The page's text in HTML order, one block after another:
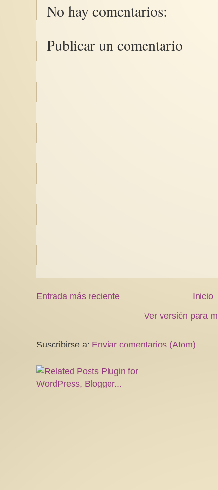
No hay comentarios:
Publicar un comentario
Entrada más reciente
Inicio
Ver versión para
Suscribirse a: Enviar comentarios (Atom)